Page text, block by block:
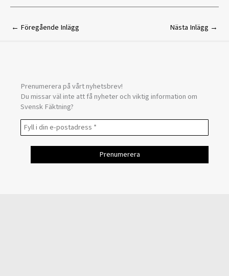
← Föregående Inlägg Nästa Inlägg →
Prenumerera på vårt nyhetsbrev!
Du missar väl inte att få nyheter och viktig information om
Svensk Fäktning?